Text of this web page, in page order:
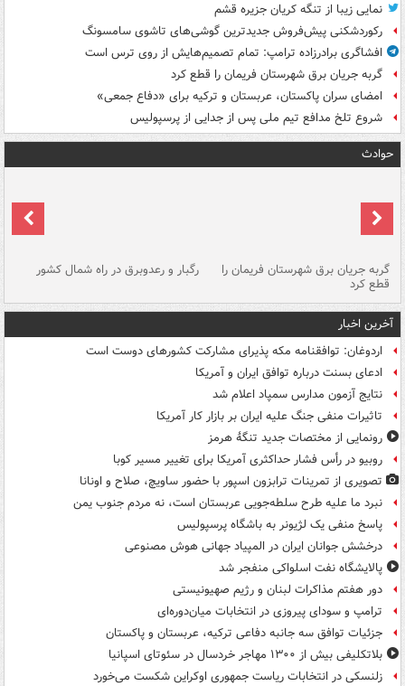
نمایی زیبا از تنگه کریان جزیره قشم
رکوردشکنی پیش‌فروش جدیدترین گوشی‌های تاشوی سامسونگ
افشاگری برادرزاده ترامپ: تمام تصمیم‌هایش از روی ترس است
گربه جریان برق شهرستان فریمان را قطع کرد
امضای سران پاکستان، عربستان و ترکیه برای «دفاع جمعی»
شروع تلخ مدافع تیم ملی پس از جدایی از پرسپولیس
حوادث
گربه جریان برق شهرستان فریمان را
قطع کرد
رگبار و رعدوبرق در راه شمال کشور
آخرین اخبار
اردوغان: توافقنامه مکه پذیرای مشارکت کشورهای دوست است
ادعای بسنت درباره توافق ایران و آمریکا
نتایج آزمون مدارس سمپاد اعلام شد
تاثیرات منفی جنگ علیه ایران بر بازار کار آمریکا
رونمایی از مختصات جدید تنگۀ هرمز
روبیو در رأس فشار حداکثری آمریکا برای تغییر مسیر کوبا
تصویری از تمرینات ترابزون اسپور با حضور ساویچ، صلاح و اونانا
نبرد ما علیه طرح سلطه‌جویی عربستان است، نه مردم جنوب یمن
پاسخ منفی یک لژیونر به باشگاه پرسپولیس
درخشش جوانان ایران در المپیاد جهانی هوش مصنوعی
پالایشگاه نفت اسلواکی منفجر شد
دور هفتم مذاکرات لبنان و رژیم صهیونیستی
ترامپ و سودای پیروزی در انتخابات میان‌دوره‌ای
جزئیات توافق سه جانبه دفاعی ترکیه، عربستان و پاکستان
بلاتکلیفی بیش از ۱۳۰۰ مهاجر خردسال در سئوتای اسپانیا
زلنسکی در انتخابات ریاست جمهوری اوکراین شکست می‌خورد